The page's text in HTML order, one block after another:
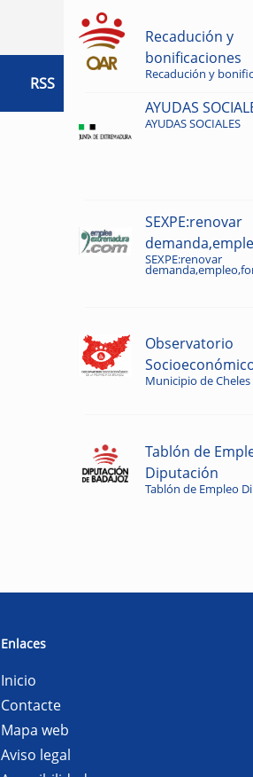
RSS
Recadución y
bonificaciones
Recadución y
AYUDAS
AYUDAS SOCIALES
SEXPE:renovar
SEXPE:renovar
Observatorio
Municipio de Cheles
Tablón de
Diputación
Tablón de Empleo
Enlaces
Inicio
Contacte
Mapa web
Aviso legal